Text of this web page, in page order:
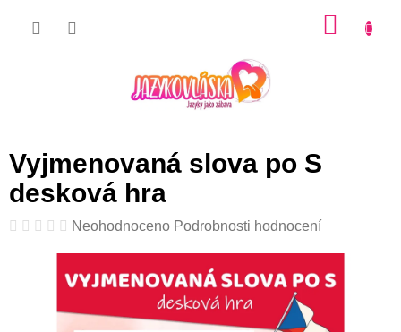
Vyjmenovaná slova po S
desková hra
Průměrné
produktu
0,0
hvězdiček.
Neohodnoceno Podrobnosti hodnocení